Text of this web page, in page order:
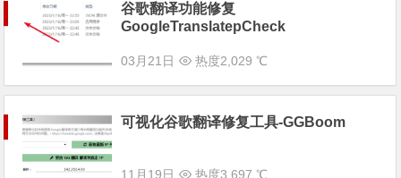
谷歌翻译功能修复
GoogleTranslatepCheck
03月21日 热度2,029 ℃
可视化谷歌翻译修复工具-GGBoom
11月19日 热度3,697 ℃